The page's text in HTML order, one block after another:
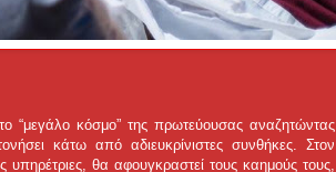
“μεγάλο κόσμο” της πρωτεύουσας αναζητώντας
κάτω από αδιευκρίνιστες συνθήκες. Στον
υπηρέτριες, θα αφουγκραστεί τους καημούς τους,